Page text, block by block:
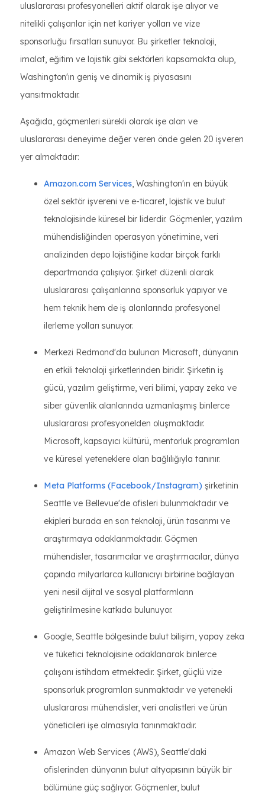
uluslararası profesyonelleri aktif olarak işe alıyor ve
nitelikli çalışanlar için net kariyer yolları ve vize
sponsorluğu fırsatları sunuyor. Bu şirketler teknoloji,
imalat, eğitim ve lojistik gibi sektörleri kapsamakta olup,
Washington'ın geniş ve dinamik iş piyasasını
yansıtmaktadır.
Aşağıda, göçmenleri sürekli olarak işe alan ve
uluslararası deneyime değer veren önde gelen 20 işveren
yer almaktadır:
Amazon.com Services, Washington'ın en büyük
özel sektör işvereni ve e-ticaret, lojistik ve bulut
teknolojisinde küresel bir liderdir. Göçmenler, yazılım
mühendisliğinden operasyon yönetimine, veri
analizinden depo lojistiğine kadar birçok farklı
departmanda çalışıyor. Şirket düzenli olarak
uluslararası çalışanlarına sponsorluk yapıyor ve
hem teknik hem de iş alanlarında profesyonel
ilerleme yolları sunuyor.
Merkezi Redmond'da bulunan Microsoft, dünyanın
en etkili teknoloji şirketlerinden biridir. Şirketin iş
gücü, yazılım geliştirme, veri bilimi, yapay zeka ve
siber güvenlik alanlarında uzmanlaşmış binlerce
uluslararası profesyonelden oluşmaktadır.
Microsoft, kapsayıcı kültürü, mentorluk programları
ve küresel yeteneklere olan bağlılığıyla tanınır.
Meta Platforms (Facebook/Instagram) şirketinin
Seattle ve Bellevue'de ofisleri bulunmaktadır ve
ekipleri burada en son teknoloji, ürün tasarımı ve
araştırmaya odaklanmaktadır. Göçmen
mühendisler, tasarımcılar ve araştırmacılar, dünya
çapında milyarlarca kullanıcıyı birbirine bağlayan
yeni nesil dijital ve sosyal platformların
geliştirilmesine katkıda bulunuyor.
Google, Seattle bölgesinde bulut bilişim, yapay zeka
ve tüketici teknolojisine odaklanarak binlerce
çalışanı istihdam etmektedir. Şirket, güçlü vize
sponsorluk programları sunmaktadır ve yetenekli
uluslararası mühendisler, veri analistleri ve ürün
yöneticileri işe almasıyla tanınmaktadır.
Amazon Web Services (AWS), Seattle'daki
ofislerinden dünyanın bulut altyapısının büyük bir
bölümüne güç sağlıyor. Göçmenler, bulut